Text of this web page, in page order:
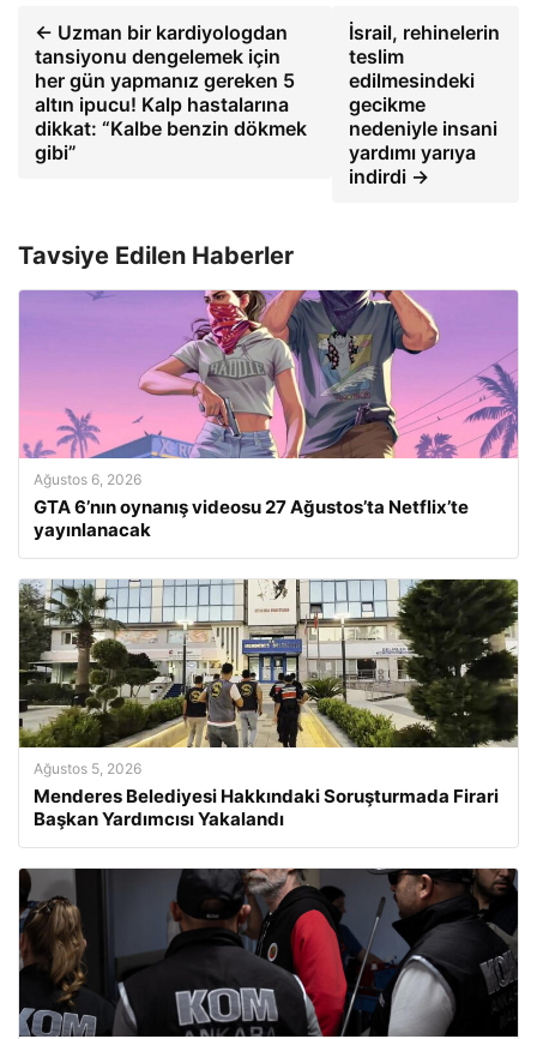
← Uzman bir kardiyologdan
tansiyonu dengelemek için
her gün yapmanız gereken 5
altın ipucu! Kalp hastalarına
dikkat: “Kalbe benzin dökmek
gibi”
İsrail, rehinelerin
teslim
edilmesindeki
gecikme
nedeniyle insani
yardımı yarıya
indirdi →
Tavsiye Edilen Haberler
Ağustos 6, 2026
GTA 6’nın oynanış videosu 27 Ağustos’ta Netflix’te
yayınlanacak
Ağustos 5, 2026
Menderes Belediyesi Hakkındaki Soruşturmada Firari
Başkan Yardımcısı Yakalandı